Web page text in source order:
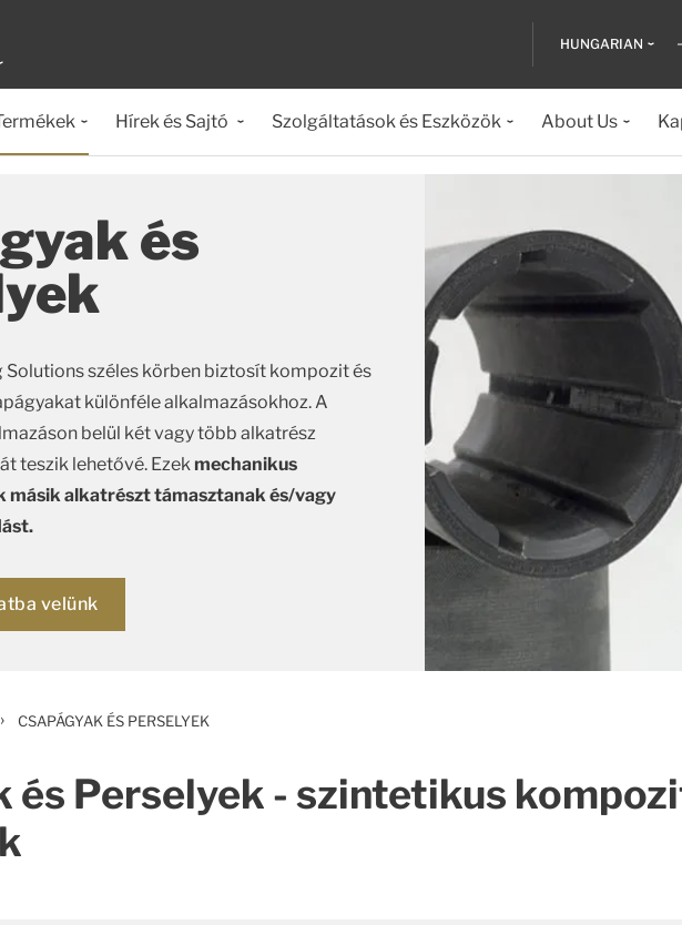
HUNGARIAN
Hírek és Sajtó Szolgáltatások és Eszközök About Us
és
Solutions széles körben biztosít kompozit és
különféle alkalmazásokhoz. A
belül két vagy több alkatrész
teszik lehetővé. Ezek mechanikus
másik alkatrészt támasztanak és/vagy
velünk
› CSAPÁGYAK ÉS PERSELYEK
és Perselyek - szintetikus